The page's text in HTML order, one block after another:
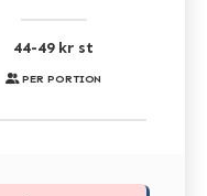
PER PORTION
44-49 kr st